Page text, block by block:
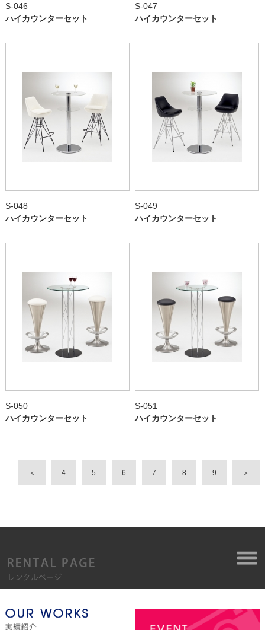
S-046
ハイカウンターセット
S-047
ハイカウンターセット
S-048
ハイカウンターセット
S-049
ハイカウンターセット
S-050
ハイカウンターセット
S-051
ハイカウンターセット
＜ 4 5 6 7 8 9 ＞